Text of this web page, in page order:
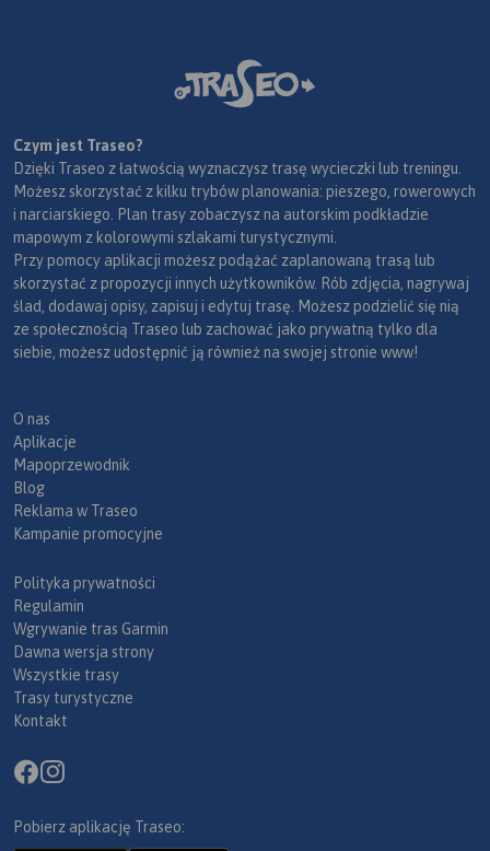
Czym jest Traseo?
Dzięki Traseo z łatwością wyznaczysz trasę wycieczki lub treningu.
Możesz skorzystać z kilku trybów planowania: pieszego, rowerowych
i narciarskiego. Plan trasy zobaczysz na autorskim podkładzie
mapowym z kolorowymi szlakami turystycznymi.
Przy pomocy aplikacji możesz podążać zaplanowaną trasą lub
skorzystać z propozycji innych użytkowników. Rób zdjęcia, nagrywaj
ślad, dodawaj opisy, zapisuj i edytuj trasę. Możesz podzielić się nią
ze społecznością Traseo lub zachować jako prywatną tylko dla
siebie, możesz udostępnić ją również na swojej stronie www!
O nas
Aplikacje
Mapoprzewodnik
Blog
Reklama w Traseo
Kampanie promocyjne
Polityka prywatności
Regulamin
Wgrywanie tras Garmin
Dawna wersja strony
Wszystkie trasy
Trasy turystyczne
Kontakt
Pobierz aplikację Traseo: